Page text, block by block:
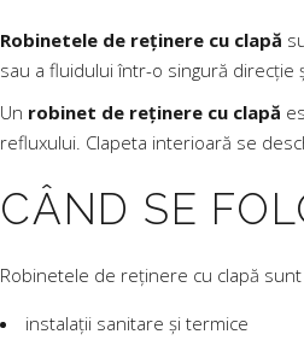
Robinetele de reținere cu clapă
sau a fluidului într-o singură
Un robinet de reținere cu clapă
refluxului. Clapeta interioară se
CÂND SE
Robinetele de reținere cu clapă
instalații sanitare și termice